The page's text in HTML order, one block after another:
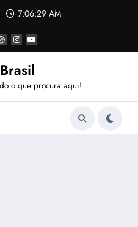
7:06:29 AM
o que procura aqui!